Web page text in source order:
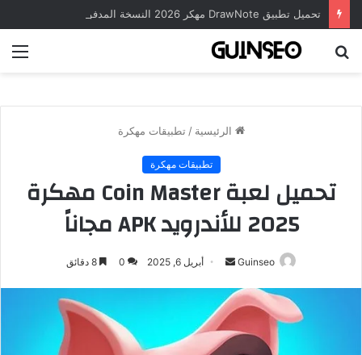
الرئيسية / تطبيقات مهكرة
تطبيقات مهكرة
تحميل لعبة Coin Master مهكرة
2025 للأندرويد APK مجاناً
Guinseo
أرسل
إلكترونيا
أبريل 6, 2025 0